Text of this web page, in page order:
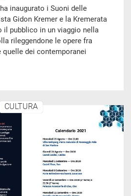
inaugurato i Suoni delle
Gidon Kremer e la Kremerata
il pubblico in un viaggio nella
rileggendone le opere fra
dei contemporanei
CULTURA